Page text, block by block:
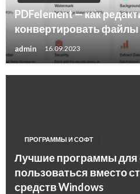
PDFelement — как
конвертировать файлы
admin 16.09.2023
ПРОГРАММЫ И СОФТ
Лучшие программы для
пользоваться вместо
средств Windows